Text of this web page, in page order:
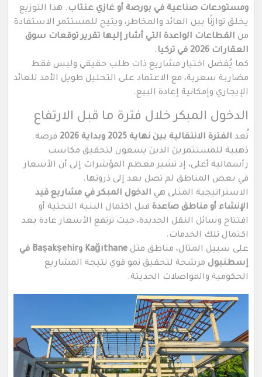
ومستودعات صناعية في بورصة أو غازي عنتاب. هذا التوزيع
يخلق توازنًا بين العائد والمخاطر، ويتيح للمستثمر الاستفادة
من القطاعات الواعدة التي أشار إليها تقرير توقعات سوق
العقارات 2026 في تركيا
.
كما يُفضل اختيار مشاريع ذات طلب حقيقي وليس فقط
مضاربة سعرية، مع الاعتماد على التحليل طويل الأمد للعائد
الإيجاري وإمكانية إعادة البيع.
الدخول المبكر خلال فترة ما قبل الارتفاع
تُعد الفترة الانتقالية بين نهاية 2025 وبداية 2026
فرصة
ذهبية للمستثمرين الذين يسعون لتحقيق مكاسب
رأسمالية أعلى، إذ تشير معظم المؤشرات إلى أن الأسعار
في بعض المناطق لم تصل بعد إلى ذروتها.
الاستراتيجية المثلى هي الدخول المبكر في مشاريع قيد
الإنشاء أو مناطق صاعدة قبل اكتمال البنية التحتية أو
افتتاح وسائل النقل الجديدة، حيث ترتفع الأسعار عادة بعد
اكتمال تلك الخدمات.
على سبيل المثال، مناطق مثل
Kağıthane وBaşakşehir في
إسطنبول مرشحة لتحقيق نمو قوي نتيجة المشاريع
الحكومية والمواصلات الحديثة.